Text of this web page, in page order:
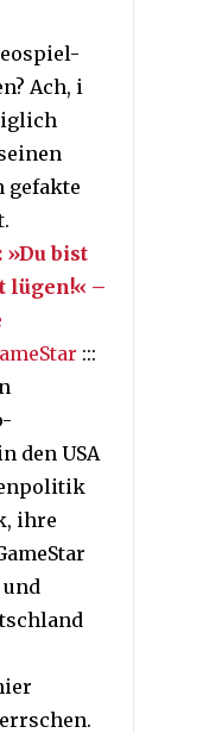
Ach, i
gefakte
»Du bist
lügen!« –
:::
den USA
ihre